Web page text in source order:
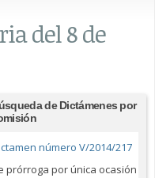
del 8 de
de Dictámenes por
número V/2014/217
prórroga por única ocasión